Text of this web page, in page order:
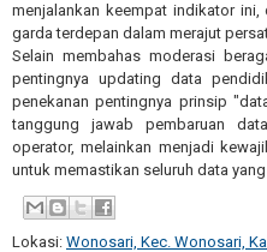
menjalankan keempat indikator
garda terdepan dalam merajut
Selain membahas moderasi
pentingnya updating data
penekanan pentingnya prinsip
tanggung jawab pembaruan
operator, melainkan menjadi
untuk memastikan seluruh data
Lokasi: Wonosari, Kec. Wonosari,